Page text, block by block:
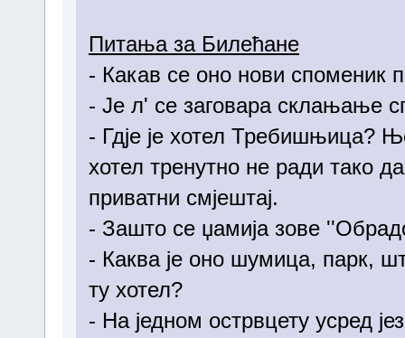
Питања за Билећане
- Какав се оно нови споменик
- Је л' се заговара склањање
- Гдје је хотел Требишњица?
хотел тренутно не ради тако
приватни смјештај.
- Зашто се џамија зове
- Каква је оно шумица, парк,
ту хотел?
- На једном острвцету усред